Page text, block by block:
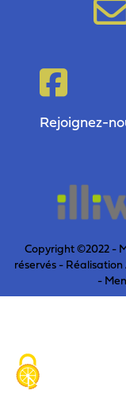
Rejoignez-
Copyright ©2022 -
réservés -
-